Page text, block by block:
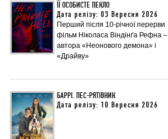
ЇЇ ОСОБИСТЕ ПЕКЛО
Дата релізу: 03 Вересня 2026
Перший після 10-річної перерви
фільм Ніколаса Віндінґа Рефна –
автора «Неонового демона» і
«Драйву»
БАРРІ. ПЕС-РЯТІВНИК
Дата релізу: 10 Вересня 2026